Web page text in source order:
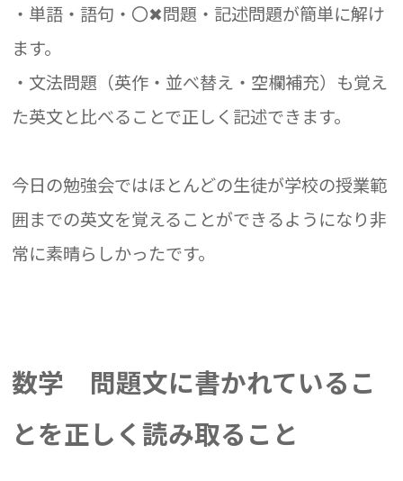
・単語・語句・〇✖問題・記述問題が簡単に解け
ます。
・文法問題（英作・並べ替え・空欄補充）も覚え
た英文と比べることで正しく記述できます。
今日の勉強会ではほとんどの生徒が学校の授業範
囲までの英文を覚えることができるようになり非
常に素晴らしかったです。
数学 問題文に書かれているこ
とを正しく読み取ること